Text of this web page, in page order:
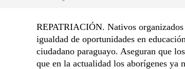
REPATRIACIÓN. Nativos
igualdad de oportunidades en
ciudadano paraguayo. Aseguran que
que en la actualidad los aborígenes ya